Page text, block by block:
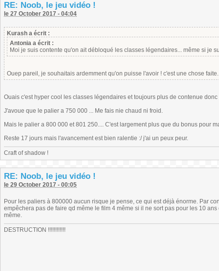
RE: Noob, le jeu vidéo !
le 27 October 2017 - 04:04
Kurash a écrit :
Antonia a écrit :
Moi je suis contente qu'on ait débloqué les classes légendaires... même si je
Ouep pareil, je souhaitais ardemment qu'on puisse l'avoir ! c'est une chose
Ouais c'est hyper cool les classes légendaires et toujours plus de contenue donc
J'avoue que le palier a 750 000 ... Me fais nie chaud ni froid.
Mais le palier a 800 000 et 801 250.... C'est largement plus que du bonus pour
Reste 17 jours mais l'avancement est bien ralentie :/ j'ai un peux peur.
Craft of shadow !
RE: Noob, le jeu vidéo !
le 29 October 2017 - 00:05
Pour les paliers à 800000 aucun risque je pense, ce qui est déjà énorme. Par
empêchera pas de faire qd même le film 4 même si il ne sort pas pour les 10
même.
DESTRUCTION !!!!!!!!!!!!